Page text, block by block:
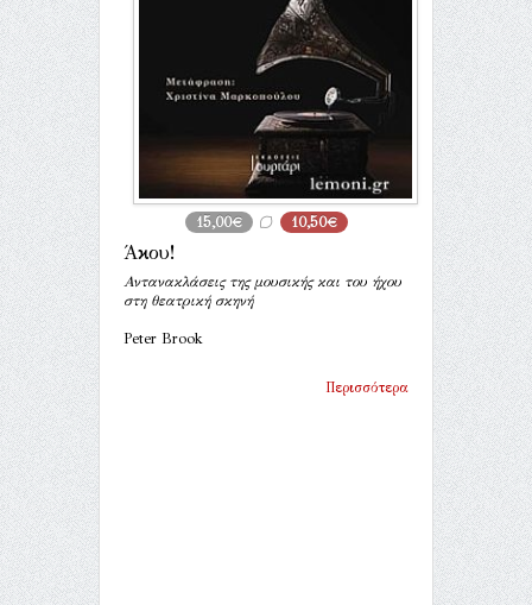
15,00€ 10,50€
Άκου!
Αντανακλάσεις της μουσικής και του ήχου
στη θεατρική σκηνή
Peter Brook
Περισσότερα